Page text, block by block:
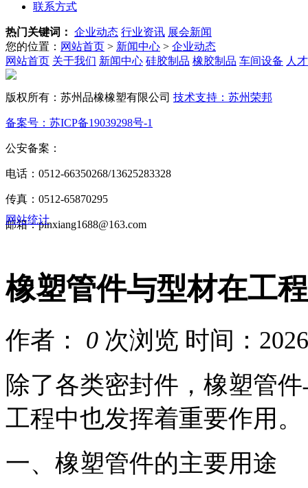
联系方式
热门关键词： 企业动态 行业资讯 展会新闻
您的位置： 网站首页 > 新闻中心 > 企业动态
橡塑管件与型材在工
作者： 0 次浏览 时间：
除了各类密封件，橡塑管
工程中也发挥着重要作用。
一、橡塑管件的主要用途
网站首页 关于我们 新闻中心 硅胶制品 橡胶制品 车间设备 人
版权所有：苏州品橡橡塑有限公司 技术支持：苏州荣邦
备案号：苏ICP备19039298号-1
公安备案：
电话：0512-66350268/13625283328
传真：0512-65870295
邮箱：pinxiang1688@163.com
网站统计